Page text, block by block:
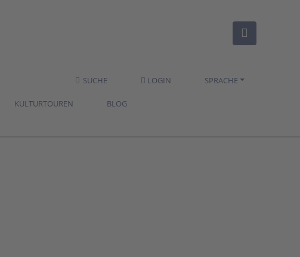
SUCHE LOGIN SPRACHE
KULTURTOUREN BLOG